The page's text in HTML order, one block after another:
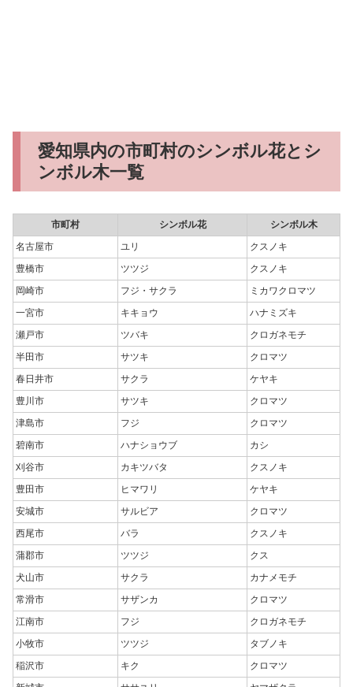
愛知県内の市町村のシンボル花とシ
ンボル木一覧
市町村 シンボル花
シンボル木
名古屋市
ユリ
クスノキ
豊橋市
ツツジ
クスノキ
岡崎市
フジ・サクラ
ミカワクロマツ
一宮市
キキョウ
ハナミズキ
瀬戸市
ツバキ
クロガネモチ
半田市
サツキ
クロマツ
春日井市
サクラ
ケヤキ
豊川市
サツキ
クロマツ
津島市
フジ
クロマツ
碧南市
ハナショウブ
カシ
刈谷市
カキツバタ
クスノキ
豊田市
ヒマワリ
ケヤキ
安城市
サルビア
クロマツ
西尾市
バラ
クスノキ
蒲郡市
ツツジ
クス
犬山市
サクラ
カナメモチ
常滑市
サザンカ
クロマツ
江南市
フジ
クロガネモチ
小牧市
ツツジ
タブノキ
稲沢市
キク
クロマツ